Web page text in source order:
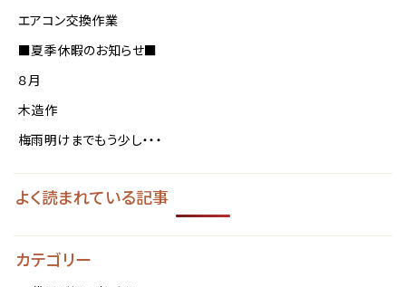
エアコン交換作業
■夏季休暇のお知らせ■
８月
木造作
梅雨明けまでもう少し・・・
よく読まれている記事
カテゴリー